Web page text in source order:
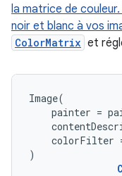
la matrice de
noir et blanc à vos
ColorMatrix et
Image(
painter =
colorFilter
)